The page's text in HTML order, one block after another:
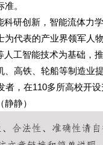
。
研创新，智能流体力
代表的产业界领军人
工智能技术为基础，
高铁、轮船等制造业
，在110多所高校开
静）